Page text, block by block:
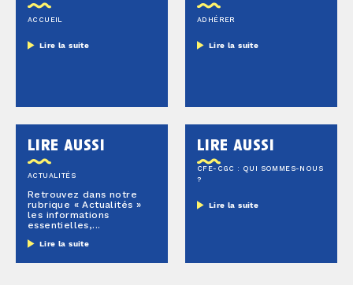
ACCUEIL
Lire la suite
ADHÉRER
Lire la suite
lire aussi
ACTUALITÉS
Retrouvez dans notre
rubrique « Actualités »
les informations
essentielles,...
Lire la suite
lire aussi
CFE-CGC : QUI SOMMES-NOUS
?
Lire la suite